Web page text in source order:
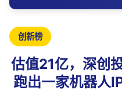
创新榜
估值21亿，深创
跑出一家机器人